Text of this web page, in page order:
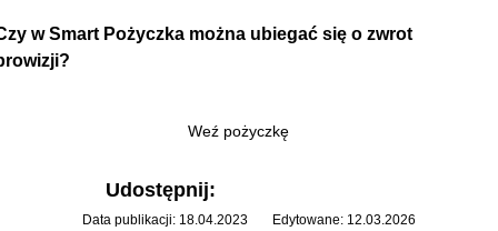
w Smart Pożyczka można ubiegać się o zwrot
Weź pożyczkę
Udostępnij:
Data publikacji: 18.04.2023 Edytowane: 12.03.2026